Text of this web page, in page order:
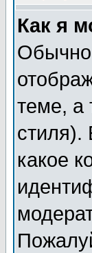
Как я
Обычно
теме, а
стиля).
какое